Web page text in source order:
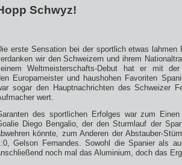
Schwyz!
erste Sensation bei der sportlich etwas lahmen
wir den Schweizern und ihrem
Weltmeisterschafts-Debut hat er mit der
Europameister und haushohen Favoriten
sogar den Hauptnachrichten des Schweizer
wert.
des sportlichen Erfolges war zum
Diego Bengalio, der den Sturmlauf der
könnte, zum Anderen der Abstauber-
Gelson Fernandes. Sowohl die Spanier als
noch mal das Aluminium, doch das